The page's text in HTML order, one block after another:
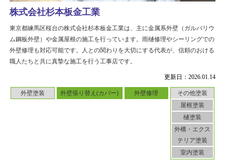
更新日：2026.01.14
外壁塗装 外壁張り替え(カバー) 外壁修理
その他塗装
屋根塗装
樋塗装
外構・エクス
テリア塗装
室内塗装
株式会社杉本板金工業
東京都練馬区桜台の株式会社杉本板金工業は、主に金属系外壁（ガルバリウ
ム鋼板外壁）や金属屋根の施工を行っています。雨樋修理やシーリングでの
外壁修理も対応可能です。人との関わりを大切にする代表が、信頼のおける
職人たちと共に真摯な施工を行う工事店です。